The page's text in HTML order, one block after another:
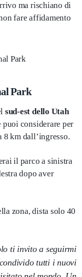
ma rischiano di
fare affidamento
Park
sud-est dello Utah
considerare per
8 km dall’ingresso.
il parco a sinistra
dopo aver
zona, dista solo 40
ti invito a seguirmi
tutti i nuovi